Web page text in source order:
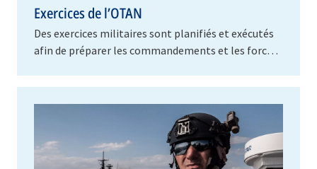
Exercices de l’OTAN
Des exercices militaires sont planifiés et exécutés
afin de préparer les commandements et les forces
en…